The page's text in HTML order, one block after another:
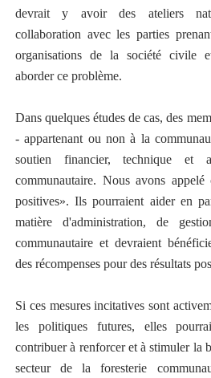
devrait y avoir des ateliers
collaboration avec les parties
organisations de la société civile
aborder ce problème.
Dans quelques études de cas, des
- appartenant ou non à la
soutien financier, technique et
communautaire. Nous avons appelé
positives». Ils pourraient aider en
matière d'administration, de
communautaire et devraient
des récompenses pour des résultats
Si ces mesures incitatives sont
les politiques futures, elles
contribuer à renforcer et à stimuler la
secteur de la foresterie